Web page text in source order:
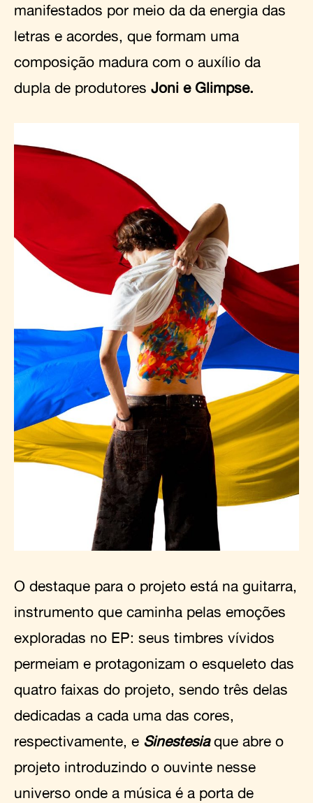
manifestados por meio da da energia das
letras e acordes, que formam uma
composição madura com o auxílio da
dupla de produtores Joni e Glimpse.
O destaque para o projeto está na guitarra,
instrumento que caminha pelas emoções
exploradas no EP: seus timbres vívidos
permeiam e protagonizam o esqueleto das
quatro faixas do projeto, sendo três delas
dedicadas a cada uma das cores,
respectivamente, e Sinestesiaque abre o
projeto introduzindo o ouvinte nesse
universo onde a música é a porta de